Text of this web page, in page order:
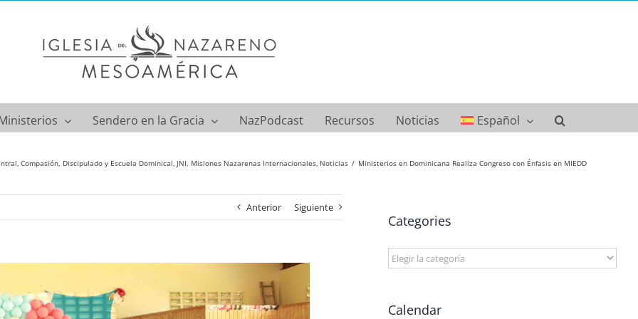
Sendero en la Gracia NazPodcast Recursos Noticias Español
Compasión Discipulado y Escuela Dominical JNI Misiones Nazarenas Internacionales Noticias Ministerios en Dominicana Realiza Congreso con Énfasis en MIEDD
Anterior Siguiente
Categories
Categories
Calendar